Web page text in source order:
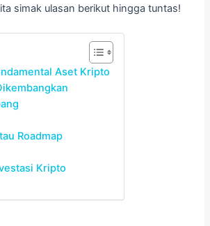
simak ulasan berikut hingga tuntas!
Aset Kripto
Roadmap
Kripto